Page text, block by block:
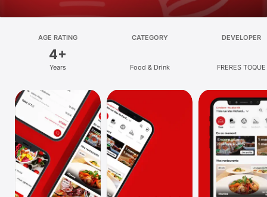
Arcade
Platform
iPad
Mac
Vision
Watch
TV
AGE RATING
4+
Years
CATEGORY
Food & Drink
DEVELOPER
FRERES TOQUE